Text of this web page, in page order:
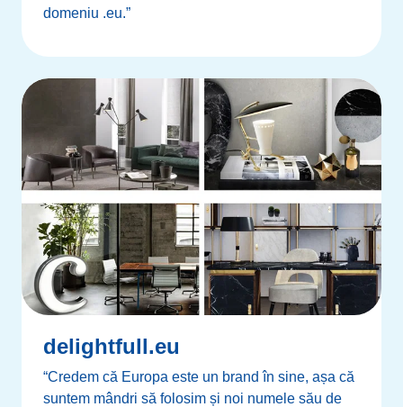
domeniu .eu.”
delightfull.eu
“Credem că Europa este un brand în sine, așa că
suntem mândri să folosim și noi numele său de